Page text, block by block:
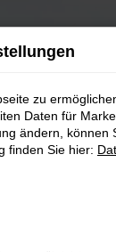
zu
Daten für
ändern,
finden Sie hier: